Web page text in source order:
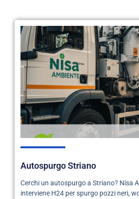
Autospurgo Striano
Cerchi un autospurgo a Striano? Nisa
interviene H24 per spurgo pozzi neri,